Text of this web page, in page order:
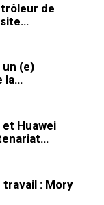
de
(e)
la…
et Huawei
: Mory